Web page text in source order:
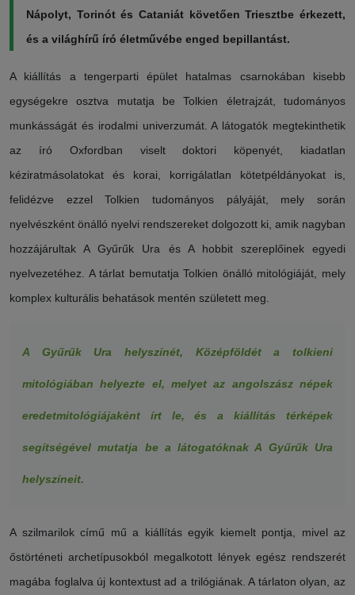
Nápolyt, Torinót és Cataniát követően Triesztbe érkezett,
és a világhírű író életművébe enged bepillantást.
A kiállítás a tengerparti épület hatalmas csarnokában kisebb
egységekre osztva mutatja be Tolkien életrajzát, tudományos
munkásságát és irodalmi univerzumát. A látogatók megtekinthetik
az író Oxfordban viselt doktori köpenyét, kiadatlan
kéziratmásolatokat és korai, korrigálatlan kötetpéldányokat is,
felidézve ezzel Tolkien tudományos pályáját, mely során
nyelvészként önálló nyelvi rendszereket dolgozott ki, amik nagyban
hozzájárultak A Gyűrűk Ura és A hobbit szereplőinek egyedi
nyelvezetéhez. A tárlat bemutatja Tolkien önálló mitológiáját, mely
komplex kulturális behatások mentén született meg.
A Gyűrűk Ura helyszínét, Középföldét a tolkieni
mitológiában helyezte el, melyet az angolszász népek
eredetmitológiájaként írt le, és a kiállítás térképek
segítségével mutatja be a látogatóknak A Gyűrűk Ura
helyszíneit.
A szilmarilok című mű a kiállítás egyik kiemelt pontja, mivel az
őstörténeti archetípusokból megalkotott lények egész rendszerét
magába foglalva új kontextust ad a trilógiának. A tárlaton olyan, az